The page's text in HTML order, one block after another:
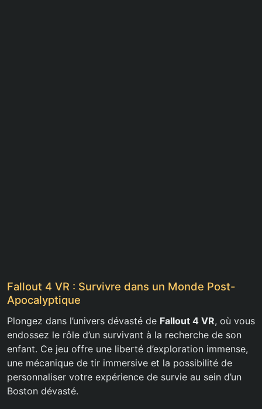
Fallout 4 VR : Survivre dans un Monde Post-
Apocalyptique
Plongez dans l’univers dévasté de Fallout 4 VR, où vous
endossez le rôle d’un survivant à la recherche de son
enfant. Ce jeu offre une liberté d’exploration immense,
une mécanique de tir immersive et la possibilité de
personnaliser votre expérience de survie au sein d’un
Boston dévasté.